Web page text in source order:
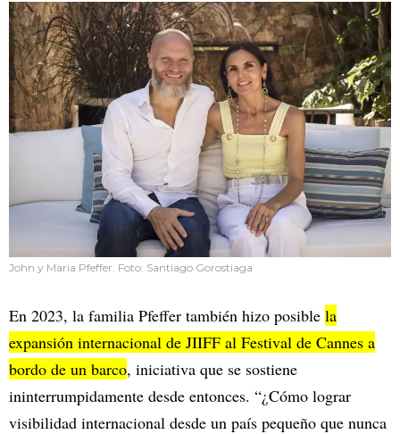
John y Maria Pfeffer. Foto: Santiago Gorostiaga
En 2023, la familia Pfeffer también hizo posible la
expansión internacional de JIIFF al Festival de Cannes a
bordo de un barco, iniciativa que se sostiene
ininterrumpidamente desde entonces. “¿Cómo lograr
visibilidad internacional desde un país pequeño que nunca